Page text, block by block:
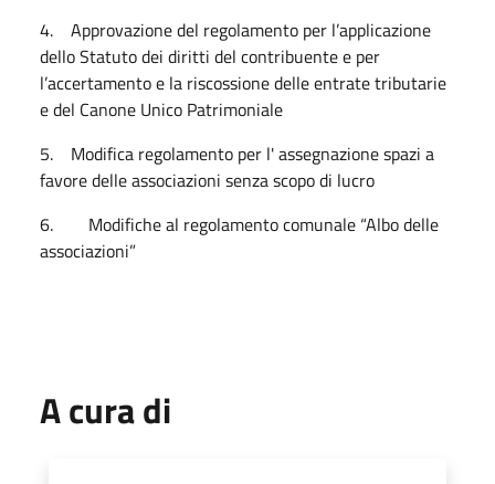
4. Approvazione del regolamento per l’applicazione
dello Statuto dei diritti del contribuente e per
l’accertamento e la riscossione delle entrate tributarie
e del Canone Unico Patrimoniale
5. Modifica regolamento per l' assegnazione spazi a
favore delle associazioni senza scopo di lucro
6. Modifiche al regolamento comunale “Albo delle
associazioni”
A cura di